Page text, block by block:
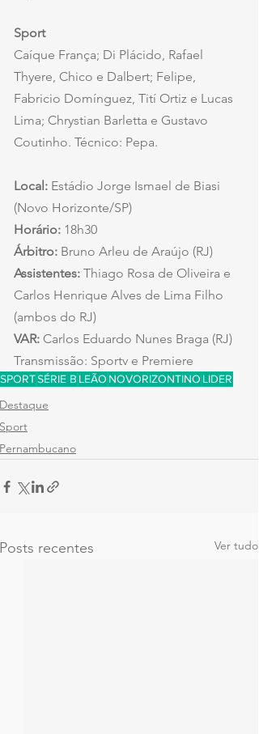
Sport
Caíque França; Di Plácido, Rafael
Thyere, Chico e Dalbert; Felipe,
Fabricio Domínguez, Tití Ortiz e Lucas
Lima; Chrystian Barletta e Gustavo
Coutinho. Técnico: Pepa.
Local: Estádio Jorge Ismael de Biasi
(Novo Horizonte/SP)
Horário: 18h30
Árbitro: Bruno Arleu de Araújo (RJ)
Assistentes: Thiago Rosa de Oliveira e
Carlos Henrique Alves de Lima Filho
(ambos do RJ)
VAR: Carlos Eduardo Nunes Braga (RJ)
Transmissão: Sportv e Premiere
SPORTSÉRIE B LEÃO NOVORIZONTINO LIDER
Destaque
Sport
Pernambucano
Posts recentes Ver tudo